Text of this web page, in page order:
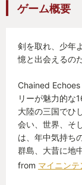
ゲーム概要
剣を取れ、少年
憶と出会えるの
Chained
リーが魅力的な
大陸の三国でひ
会い、世界、そ
は、年中気持ち
群島、大昔に地
from マイニン